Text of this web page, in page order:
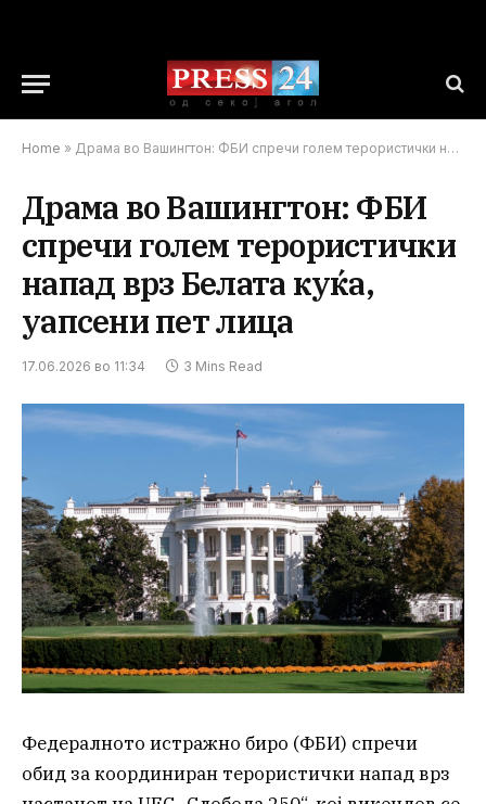
Home » Драма во Вашингтон: ФБИ спречи голем терористички напад врз Белата куќа, уапсени пет лица
Драма во Вашингтон: ФБИ
спречи голем терористички
напад врз Белата куќа,
уапсени пет лица
17.06.2026 во 11:34 3 Mins Read
Федералното истражно биро (ФБИ) спречи
обид за координиран терористички напад врз